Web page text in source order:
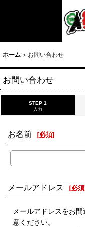
ホーム > お問い合わせ
お問い合わせ
STEP 1
入力
お名前 [必須]
メールアドレス [必須
メールアドレスをお
意ください。